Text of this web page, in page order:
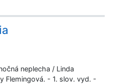
neplecha / Linda
Flemingová. - 1. slov. vyd. -